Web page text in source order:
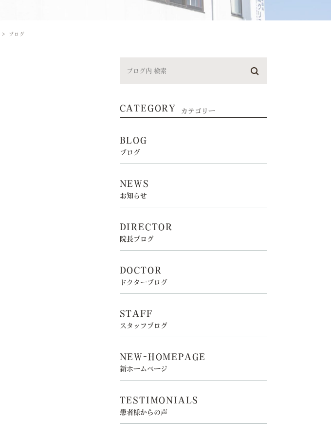
ブログ
CATEGORY カテゴリー
BLOG
ブログ
NEWS
お知らせ
DIRECTOR
院長ブログ
DOCTOR
ドクターブログ
STAFF
スタッフブログ
NEW-HOMEPAGE
新ホームページ
TESTIMONIALS
患者様からの声